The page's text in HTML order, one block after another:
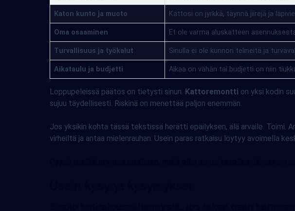
Katon kunto ja muoto Kattosi on jyrkkä, täynnä jiirejä ja
Oma osaaminen Et ole varma aluskatteen
Turvallisuus ja työkalut Sinulla ei ole kunnon telineitä ja
Aikataulu ja budjetti Aikaa on vähän tai budjetti on niin
Loppupeleissä päätös on tietysti sinun. Kattoremontti on yksi kodin
sujuu täydellisesti. Riskinä on menettää paljon enemmän.
Jos yksikin kohta tässä tekstissä herätti epäilyksen, älä arvaile. Toimi.
virheiltä ja antaa mielenrauhan. Usein paras ratkaisu löytyy avoimella